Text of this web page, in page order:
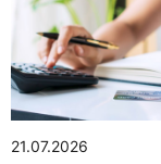
21.07.2026